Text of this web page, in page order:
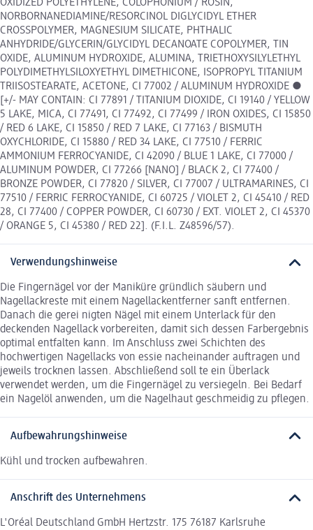
OXIDIZED POLYETHYLENE, COLOPHONIUM / ROSIN,
NORBORNANEDIAMINE/RESORCINOL DIGLYCIDYL ETHER
CROSSPOLYMER, MAGNESIUM SILICATE, PHTHALIC
ANHYDRIDE/GLYCERIN/GLYCIDYL DECANOATE COPOLYMER, TIN
OXIDE, ALUMINUM HYDROXIDE, ALUMINA, TRIETHOXYSILYLETHYL
POLYDIMETHYLSILOXYETHYL DIMETHICONE, ISOPROPYL TITANIUM
TRIISOSTEARATE, ACETONE, CI 77002 / ALUMINUM HYDROXIDE ●
[+/- MAY CONTAIN: CI 77891 / TITANIUM DIOXIDE, CI 19140 / YELLOW
5 LAKE, MICA, CI 77491, CI 77492, CI 77499 / IRON OXIDES, CI 15850
/ RED 6 LAKE, CI 15850 / RED 7 LAKE, CI 77163 / BISMUTH
OXYCHLORIDE, CI 15880 / RED 34 LAKE, CI 77510 / FERRIC
AMMONIUM FERROCYANIDE, CI 42090 / BLUE 1 LAKE, CI 77000 /
ALUMINUM POWDER, CI 77266 [NANO] / BLACK 2, CI 77400 /
BRONZE POWDER, CI 77820 / SILVER, CI 77007 / ULTRAMARINES, CI
77510 / FERRIC FERROCYANIDE, CI 60725 / VIOLET 2, CI 45410 / RED
28, CI 77400 / COPPER POWDER, CI 60730 / EXT. VIOLET 2, CI 45370
/ ORANGE 5, CI 45380 / RED 22]. (F.I.L. Z48596/57).
Verwendungshinweise
Die Fingernägel vor der Maniküre gründlich säubern und
Nagellackreste mit einem Nagellackentferner sanft entfernen.
Danach die gerei nigten Nägel mit einem Unterlack für den
deckenden Nagellack vorbereiten, damit sich dessen Farbergebnis
optimal entfalten kann. Im Anschluss zwei Schichten des
hochwertigen Nagellacks von essie nacheinander auftragen und
jeweils trocknen lassen. Abschließend soll te ein Überlack
verwendet werden, um die Fingernägel zu versiegeln. Bei Bedarf
ein Nagelöl anwenden, um die Nagelhaut geschmeidig zu pflegen.
Aufbewahrungshinweise
Kühl und trocken aufbewahren.
Anschrift des Unternehmens
L'Oréal Deutschland GmbH Hertzstr. 175 76187 Karlsruhe